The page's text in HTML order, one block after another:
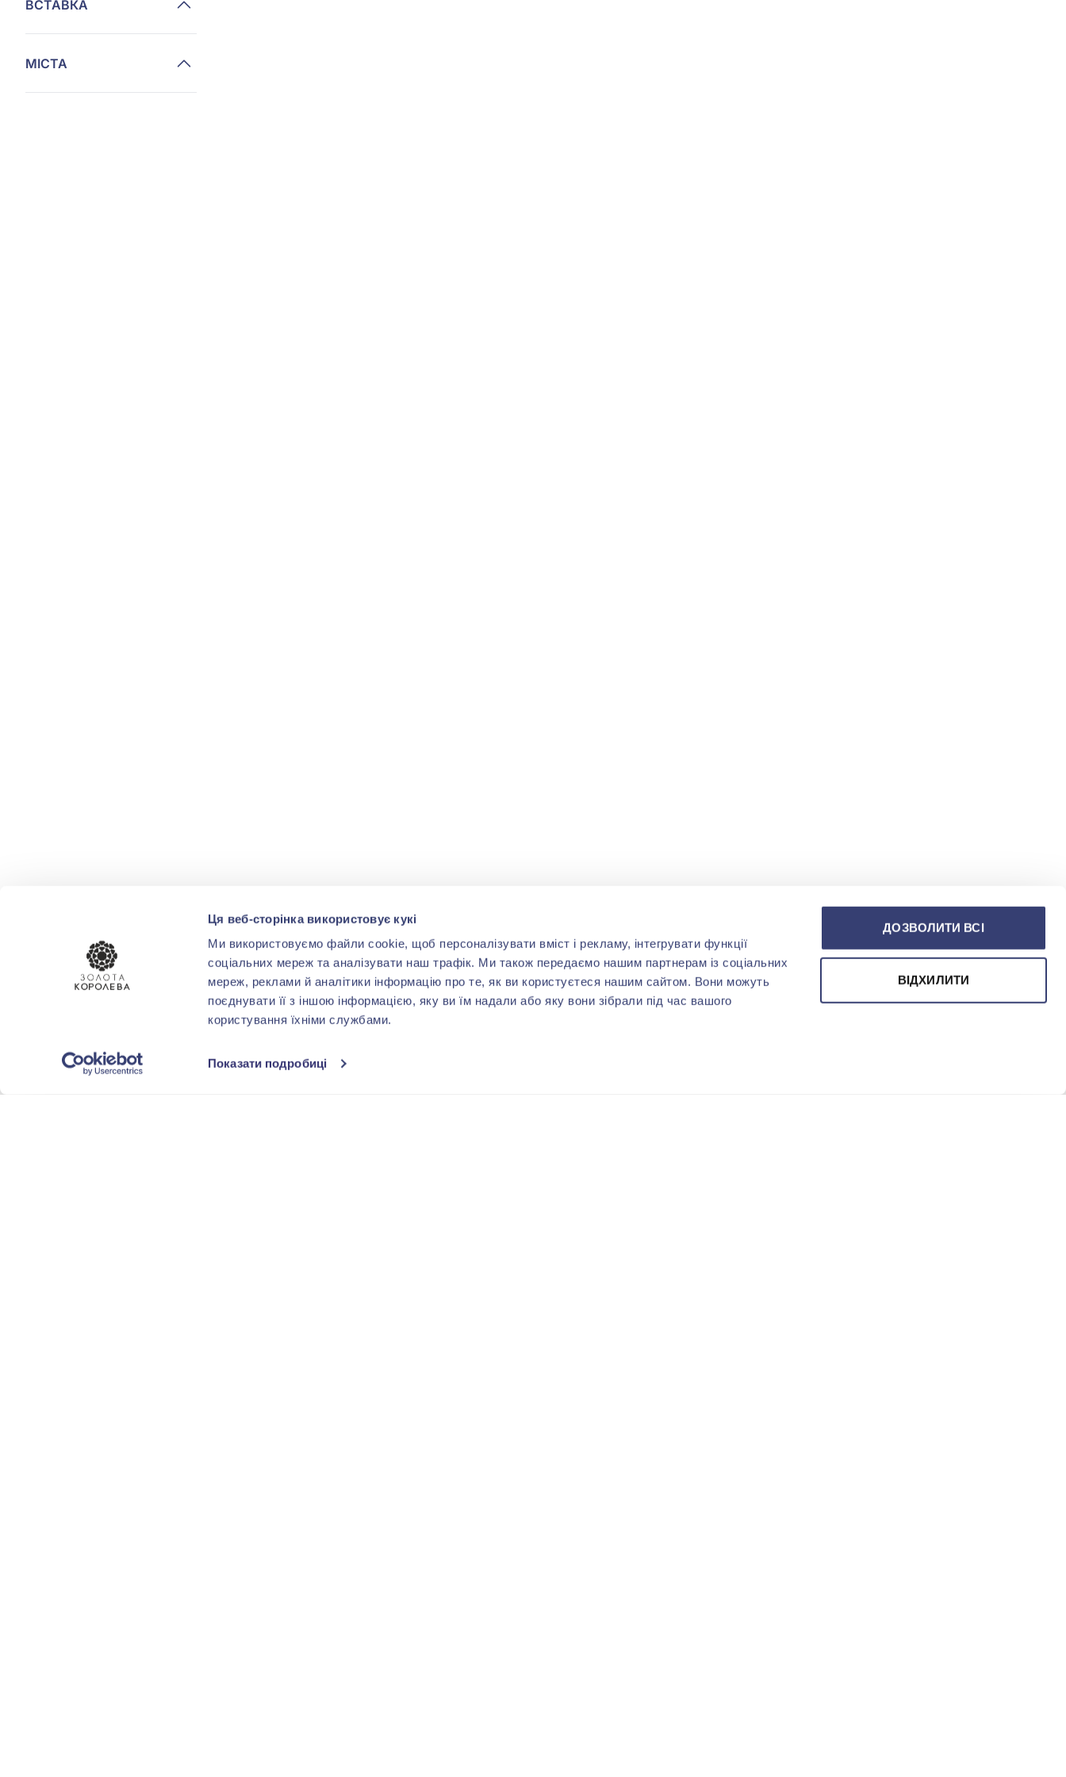
Ця веб-сторінка використовує кукі
Ми використовуємо файли cookie, щоб персоналізувати вміст і рекламу, інтегрувати функції
соціальних мереж та аналізувати наш трафік. Ми також передаємо нашим партнерам із соціальних
мереж, реклами й аналітики інформацію про те, як ви користуєтеся нашим сайтом. Вони можуть
поєднувати її з іншою інформацією, яку ви їм надали або яку вони зібрали під час вашого
користування їхніми службами.
Показати подробиці
ДОЗВОЛИТИ ВСІ
ВІДХИЛИТИ
ВСТАВКА
МІСТА